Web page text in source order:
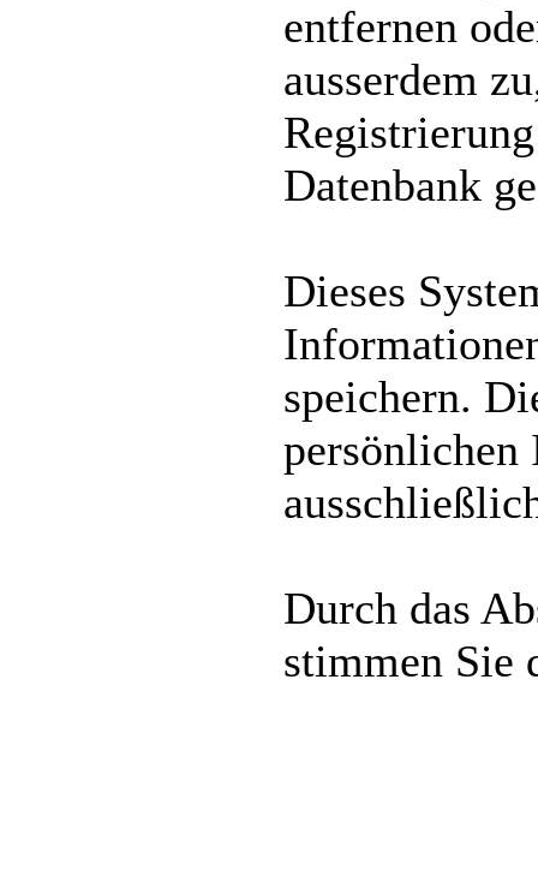
entfernen
ausserdem
Datenbank
Dieses
speichern.
persönlichen
Durch das
stimmen Sie